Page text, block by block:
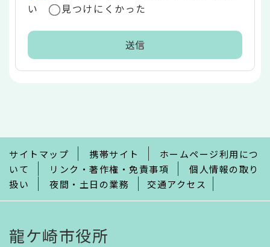
い
見つけにくかった
で
サイトマップ 携帯サイト
ホームページ利用につ
いて
リンク・著作権・免責事項
個人情報の取り
扱い
夜間・土日の業務 交通アクセス
龍ケ崎市役所